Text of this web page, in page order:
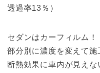
透過率13％）
セダンはカーフィルム！
部分別に濃度を変えて施
断熱効果に車内が見えな